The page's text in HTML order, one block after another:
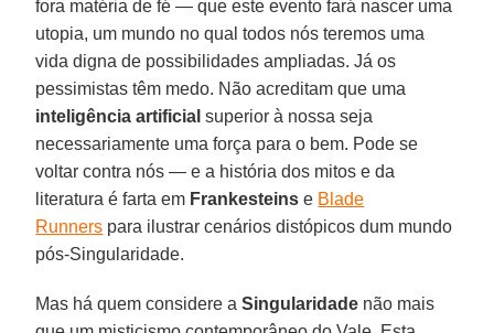
fora matéria de fé — que este evento fará nascer uma
utopia, um mundo no qual todos nós teremos uma
vida digna de possibilidades ampliadas. Já os
pessimistas têm medo. Não acreditam que uma
inteligência artificial superior à nossa seja
necessariamente uma força para o bem. Pode se
voltar contra nós — e a história dos mitos e da
literatura é farta em Frankesteins e Blade
Runners para ilustrar cenários distópicos dum mundo
pós-Singularidade.
Mas há quem considere aSingularidade não mais